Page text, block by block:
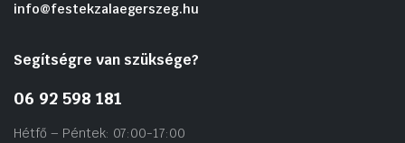
info@festekzalaegerszeg.hu
Segítségre van szüksége?
06 92 598 181
Hétfő – Péntek: 07:00-17:00